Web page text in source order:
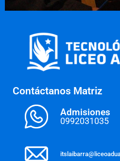
Contáctanos Matriz
Admisiones
0992031035